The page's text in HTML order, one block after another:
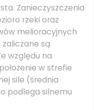
Zanieczyszczenia
rzeki oraz
melioracyjnych
są
względu na
w strefie
sile (średnia
podlega silnemu